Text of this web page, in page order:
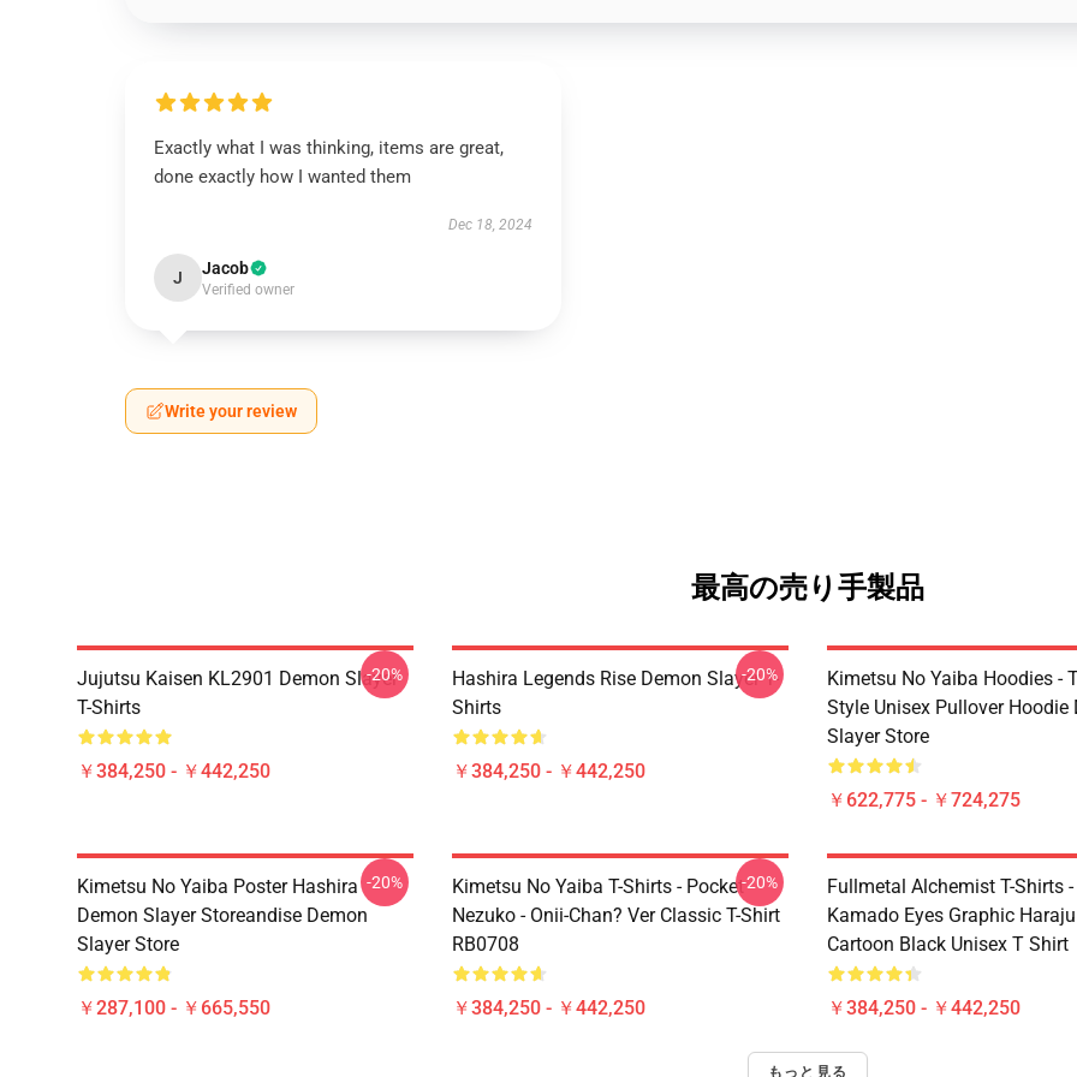
Exactly what I was thinking, items are great,
done exactly how I wanted them
Dec 18, 2024
J Jacob
Verified owner
Write your review
最高の売り手製品
Jujutsu Kaisen KL2901 Demon Slayer
T-Shirts
￥384,250 - ￥442,250
-20%
Hashira Legends Rise Demon Slayer T-
Shirts
￥384,250 - ￥442,250
-20%
Kimetsu No Yaiba Hoodies -
Style Unisex Pullover Hoodie
Slayer Store
￥622,775 - ￥724,275
Kimetsu No Yaiba Poster Hashira
Demon Slayer Storeandise Demon
Slayer Store
￥287,100 - ￥665,550
-20%
Kimetsu No Yaiba T-Shirts - Pocket
Nezuko - Onii-Chan? Ver Classic T-Shirt
RB0708
￥384,250 - ￥442,250
-20%
Fullmetal Alchemist T-Shirts
Kamado Eyes Graphic
Cartoon Black Unisex T Shirt
￥384,250 - ￥442,250
もっと見る